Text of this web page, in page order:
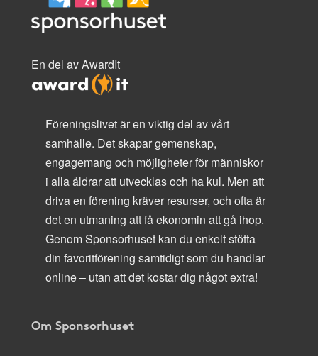
En del av AwardIt
Föreningslivet är en viktig del av vårt
samhälle. Det skapar gemenskap,
engagemang och möjligheter för människor
i alla åldrar att utvecklas och ha kul. Men att
driva en förening kräver resurser, och ofta är
det en utmaning att få ekonomin att gå ihop.
Genom Sponsorhuset kan du enkelt stötta
din favoritförening samtidigt som du handlar
online – utan att det kostar dig något extra!
Om Sponsorhuset